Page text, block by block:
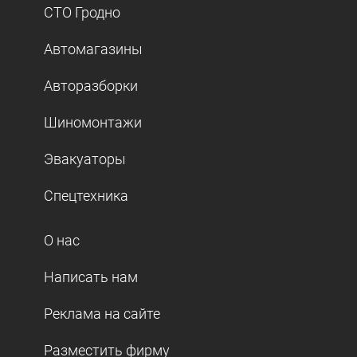
СТО Гродно
Автомагазины
Авторазборки
Шиномонтажи
Эвакуаторы
Спецтехника
О нас
Написать нам
Реклама на сайте
Разместить фирму